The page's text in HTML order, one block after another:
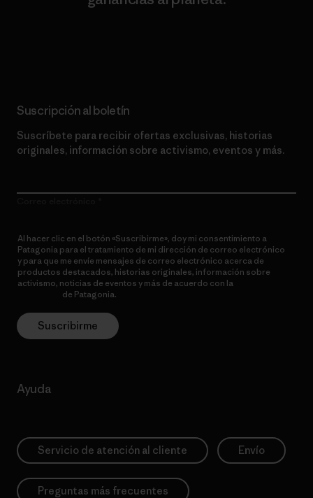
Suscripción al boletín
Suscríbete para recibir ofertas exclusivas, historias
originales, información sobre activismo, eventos y más.
Al hacer clic en el botón «Suscribirme», doy mi consentimiento a
Patagonia para el tratamiento de mi dirección de correo electrónico
y para que me envíe mensajes de correo electrónico acerca de
productos destacados, historias originales, información sobre
activismo, noticias de eventos y más de acuerdo con la
de Patagonia.
Suscribirme
Ayuda
Servicio de atención al cliente Envío
Preguntas más frecuentes